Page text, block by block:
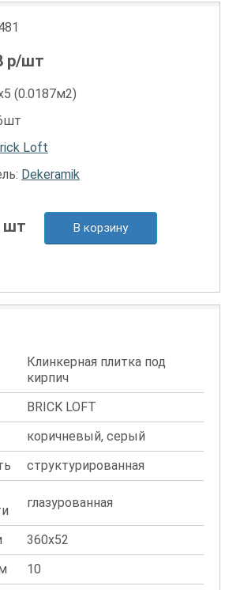
р/шт
(0.0187м2)
Loft
Dekeramik
В корзину
Клинкерная плитка под
кирпич
BRICK LOFT
коричневый, серый
структурированная
глазурованная
360x52
10